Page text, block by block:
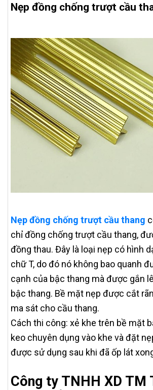
Nẹp đồng chống trượt cầu
Nẹp đồng chống trượt cầu thang
chỉ đồng chống trượt cầu thang,
đồng thau. Đây là loại nẹp có hình
chữ T, do đó nó không bao quanh
cạnh của bậc thang mà được gắn
bậc thang. Bề mặt nẹp được cắt
ma sát cho cầu thang.
Cách thi công: xẻ khe trên bề mặt
keo chuyên dụng vào khe và đặt
được sử dụng sau khi đã ốp lát
Công ty TNHH XD TM